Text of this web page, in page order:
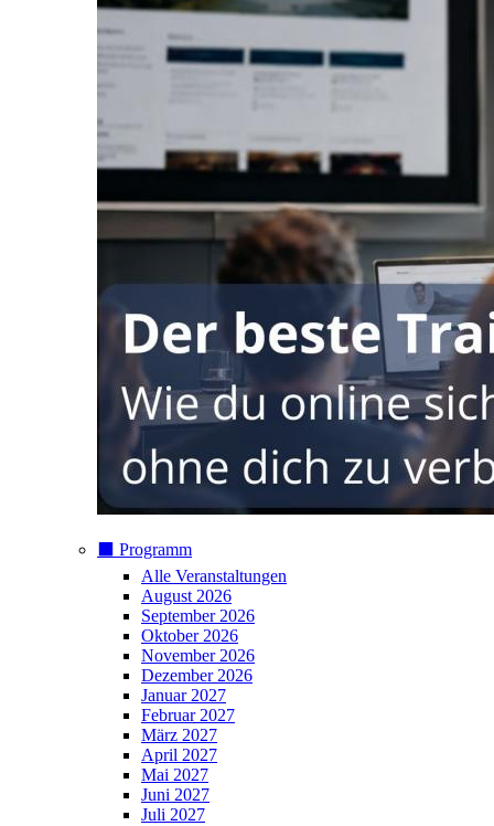
⬛️ Programm
Alle Veranstaltungen
August 2026
September 2026
Oktober 2026
November 2026
Dezember 2026
Januar 2027
Februar 2027
März 2027
April 2027
Mai 2027
Juni 2027
Juli 2027